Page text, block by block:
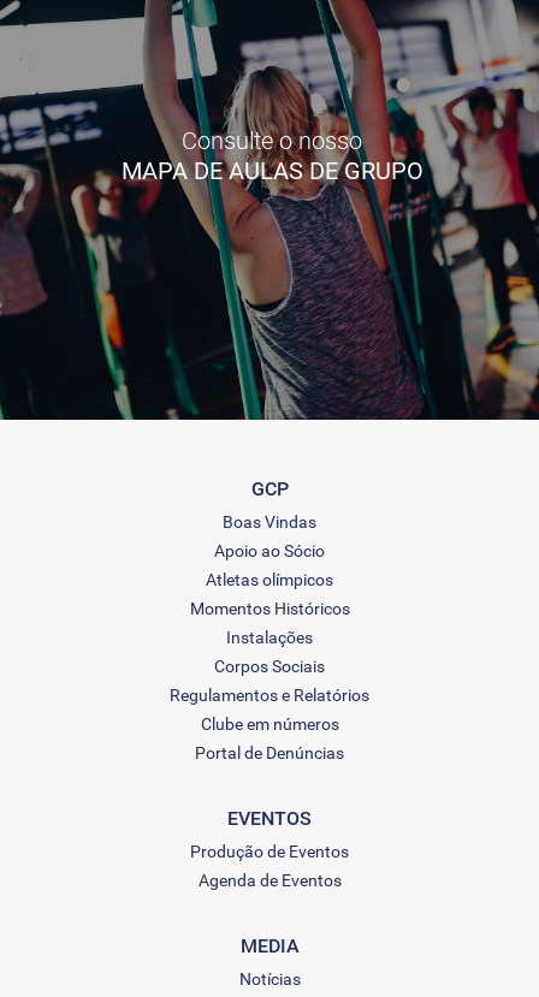
Consulte o nosso
MAPA DE AULAS DE GRUPO
GCP
Boas Vindas
Apoio ao Sócio
Atletas olímpicos
Momentos Históricos
Instalações
Corpos Sociais
Regulamentos e Relatórios
Clube em números
Portal de Denúncias
EVENTOS
Produção de Eventos
Agenda de Eventos
MEDIA
Notícias